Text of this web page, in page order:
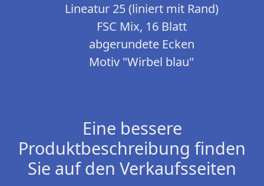
Lineatur 25 (liniert mit Rand)
FSC Mix, 16 Blatt
abgerundete Ecken
Motiv "Wirbel blau"
Eine bessere
Produktbeschreibung finden
Sie auf den Verkaufsseiten